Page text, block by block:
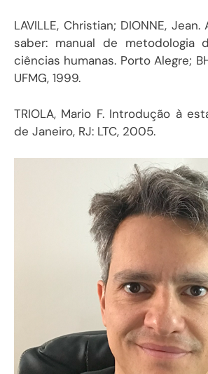
LAVILLE, Christian; DIONNE,
saber: manual de metodologia
ciências humanas. Porto Alegre;
UFMG, 1999.
TRIOLA, Mario F. Introdução à
de Janeiro, RJ: LTC, 2005.